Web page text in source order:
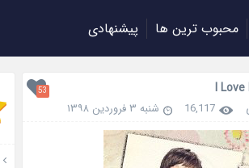
محبوب ترین ها پیشنهادی
53
16,117 شنبه ۳ فروردین ۱۳۹۸